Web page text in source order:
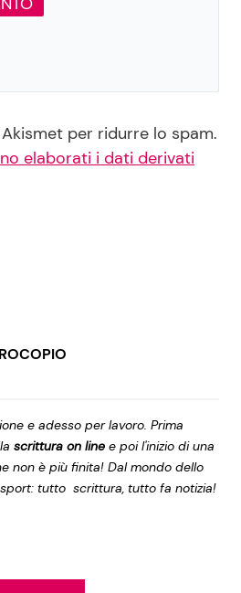
per ridurre lo spam.
elaborati i dati derivati
e adesso per lavoro. Prima
scrittura on line e poi l'inizio di una
non è più finita! Dal mondo dello
tutto scrittura, tutto fa notizia!